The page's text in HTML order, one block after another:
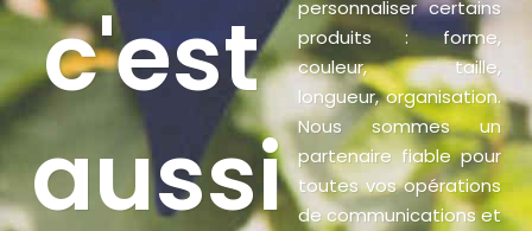
c'est
aussi
personnaliser certains
produits : forme,
couleur, taille,
longueur, organisation.
Nous sommes un
partenaire fiable pour
toutes vos opérations
de communications et